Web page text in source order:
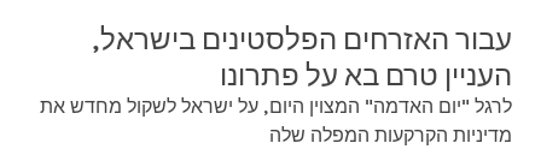
עבור האזרחים הפלסטינים בישראל,
העניין טרם בא על פתרונו
לרגל "יום האדמה" המצוין היום, על ישראל לשקול מחדש את
מדיניות הקרקעות המפלה שלה